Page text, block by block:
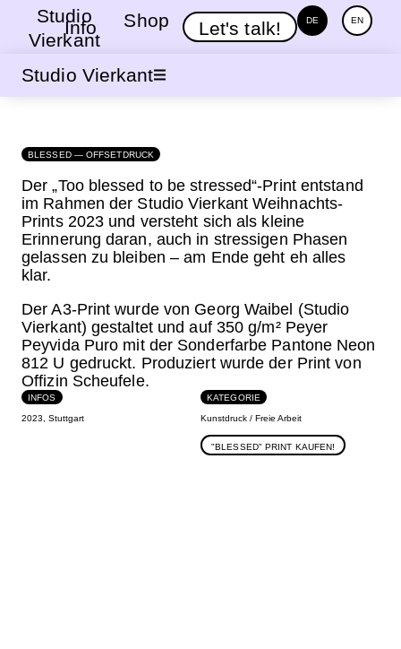
Studio
Vierkant
Info Shop Let's talk! DE EN
Studio Vierkant
BLESSED — OFFSETDRUCK
Der „Too blessed to be stressed“-Print entstand
im Rahmen der Studio Vierkant Weihnachts-
Prints 2023 und versteht sich als kleine
Erinnerung daran, auch in stressigen Phasen
gelassen zu bleiben – am Ende geht eh alles
klar.
Der A3-Print wurde von Georg Waibel (Studio
Vierkant) gestaltet und auf 350 g/m² Peyer
Peyvida Puro mit der Sonderfarbe Pantone Neon
812 U gedruckt. Produziert wurde der Print von
Offizin Scheufele.
INFOS
2023, Stuttgart
KATEGORIE
Kunstdruck / Freie Arbeit
"BLESSED" PRINT KAUFEN!